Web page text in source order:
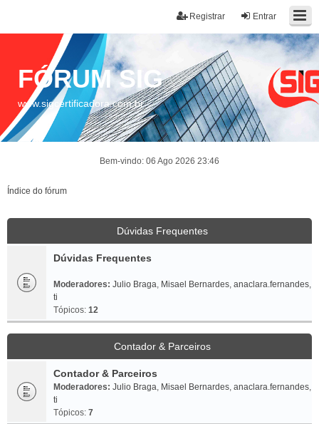
Entrar
Registrar
FÓRUM SIG
www.sigcertificadora.com.br
Bem-vindo: 06 Ago 2026 23:46
Índice do fórum
Dúvidas Frequentes
Dúvidas Frequentes
Moderadores: Julio Braga, Misael Bernardes, anaclara.fernandes,
ti
Tópicos: 12
Contador & Parceiros
Contador & Parceiros
Moderadores: Julio Braga, Misael Bernardes, anaclara.fernandes,
ti
Tópicos: 7